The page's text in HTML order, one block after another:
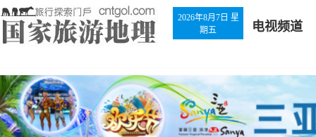
2026年8月7日 星
期五
电视频道